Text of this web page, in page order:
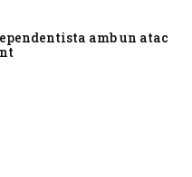
amb un atac